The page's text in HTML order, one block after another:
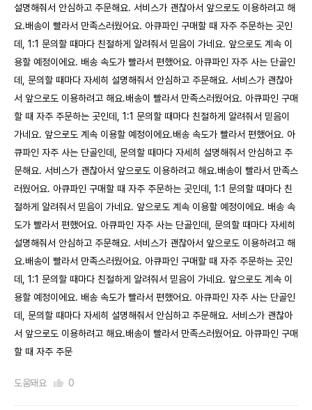
설명해줘서 안심하고 주문해요. 서비스가 괜찮아서 앞으로도 이용하려고 해
요.배송이 빨라서 만족스러웠어요. 아큐파인 구매할 때 자주 주문하는 곳인
데, 1:1 문의할 때마다 친절하게 알려줘서 믿음이 가네요. 앞으로도 계속 이
용할 예정이에요. 배송 속도가 빨라서 편했어요. 아큐파인 자주 사는 단골인
데, 문의할 때마다 자세히 설명해줘서 안심하고 주문해요. 서비스가 괜찮아
서 앞으로도 이용하려고 해요.배송이 빨라서 만족스러웠어요. 아큐파인 구매
할 때 자주 주문하는 곳인데, 1:1 문의할 때마다 친절하게 알려줘서 믿음이
가네요. 앞으로도 계속 이용할 예정이에요.배송 속도가 빨라서 편했어요. 아
큐파인 자주 사는 단골인데, 문의할 때마다 자세히 설명해줘서 안심하고 주
문해요. 서비스가 괜찮아서 앞으로도 이용하려고 해요.배송이 빨라서 만족스
러웠어요. 아큐파인 구매할 때 자주 주문하는 곳인데, 1:1 문의할 때마다 친
절하게 알려줘서 믿음이 가네요. 앞으로도 계속 이용할 예정이에요. 배송 속
도가 빨라서 편했어요. 아큐파인 자주 사는 단골인데, 문의할 때마다 자세히
설명해줘서 안심하고 주문해요. 서비스가 괜찮아서 앞으로도 이용하려고 해
요.배송이 빨라서 만족스러웠어요. 아큐파인 구매할 때 자주 주문하는 곳인
데, 1:1 문의할 때마다 친절하게 알려줘서 믿음이 가네요. 앞으로도 계속 이
용할 예정이에요. 배송 속도가 빨라서 편했어요. 아큐파인 자주 사는 단골인
데, 문의할 때마다 자세히 설명해줘서 안심하고 주문해요. 서비스가 괜찮아
서 앞으로도 이용하려고 해요.배송이 빨라서 만족스러웠어요. 아큐파인 구매
할 때 자주 주문
도움돼요 0